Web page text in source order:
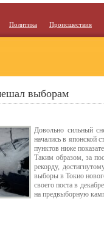
Политика Происшествия
выборам
Довольно сильный
начались в японской
пунктов ниже
Таким образом, за
рекорду,
выборы в Токио
своего поста в
на предвыборную